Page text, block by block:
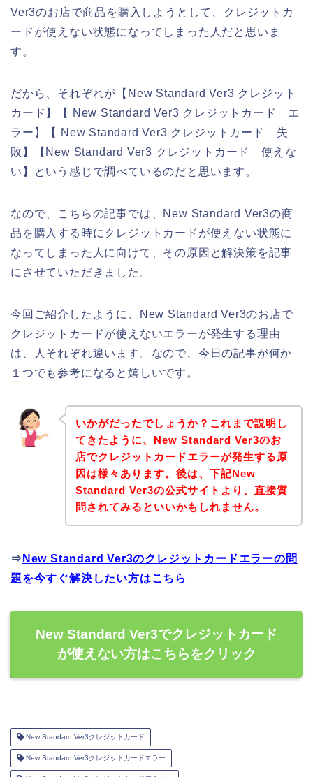
Ver3のお店で商品を購入しようとして、クレジットカ
ードが使えない状態になってしまった人だと思いま
す。
だから、それぞれが【New Standard Ver3 クレジット
カード】【 New Standard Ver3 クレジットカード エ
ラー】【 New Standard Ver3 クレジットカード 失
敗】【New Standard Ver3 クレジットカード 使えな
い】という感じで調べているのだと思います。
なので、こちらの記事では、New Standard Ver3の商
品を購入する時にクレジットカードが使えない状態に
なってしまった人に向けて、その原因と解決策を記事
にさせていただきました。
今回ご紹介したように、New Standard Ver3のお店で
クレジットカードが使えないエラーが発生する理由
は、人それぞれ違います。なので、今日の記事が何か
１つでも参考になると嬉しいです。
いかがだったでしょうか？これまで説明し
てきたように、New Standard Ver3のお
店でクレジットカードエラーが発生する原
因は様々あります。後は、下記New
Standard Ver3の公式サイトより、直接質
問されてみるといいかもしれません。
⇒ New Standard Ver3のクレジットカードエラーの問
題を今すぐ解決したい方はこちら
New Standard Ver3でクレジットカード
が使えない方はこちらをクリック
New Standard Ver3クレジットカード
New Standard Ver3クレジットカードエラー